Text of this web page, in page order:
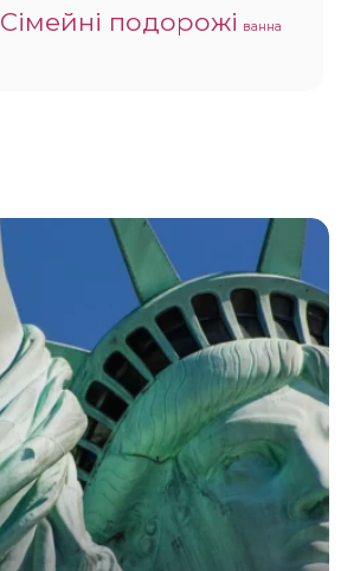
Сімейні подорожі ванна